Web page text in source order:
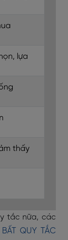
lựa
thấy
tắc nữa, các
QUY TẮC